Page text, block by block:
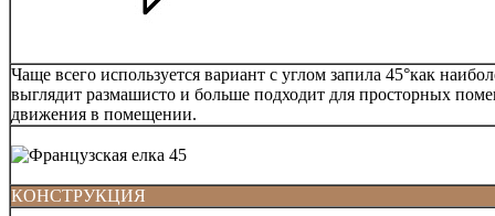
Чаще всего используется вариант с углом запила 45°как
выглядит размашисто и больше подходит для просторных
движения в помещении.
КОНСТРУКЦИЯ